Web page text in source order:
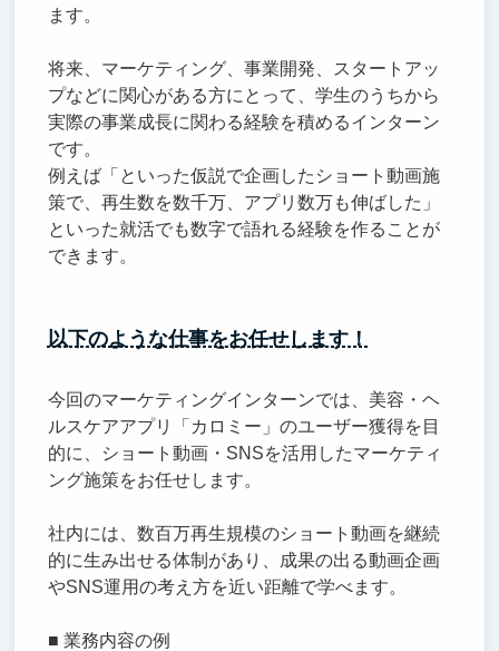
ます。
将来、マーケティング、事業開発、スタートアッ
プなどに関心がある方にとって、学生のうちから
実際の事業成長に関わる経験を積めるインターン
です。
例えば「といった仮説で企画したショート動画施
策で、再生数を数千万、アプリ数万も伸ばした」
といった就活でも数字で語れる経験を作ることが
できます。
以下のような仕事をお任せします！
今回のマーケティングインターンでは、美容・ヘ
ルスケアアプリ「カロミー」のユーザー獲得を目
的に、ショート動画・SNSを活用したマーケティ
ング施策をお任せします。
社内には、数百万再生規模のショート動画を継続
的に生み出せる体制があり、成果の出る動画企画
やSNS運用の考え方を近い距離で学べます。
■ 業務内容の例